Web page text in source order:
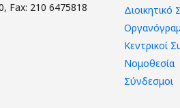
Fax: 210 6475818
Διοικητικό
Κεντρικοί
Νομοθεσία
Σύνδεσμοι